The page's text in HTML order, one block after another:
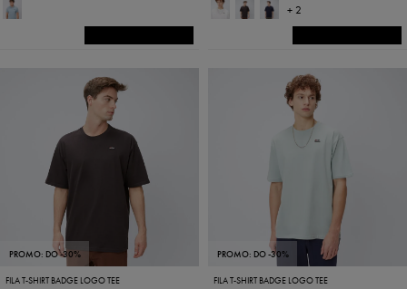
+ 2
PROMO: DO -30%
FILA T-SHIRT BADGE LOGO TEE
PROMO: DO -30%
FILA T-SHIRT BADGE LOGO TEE